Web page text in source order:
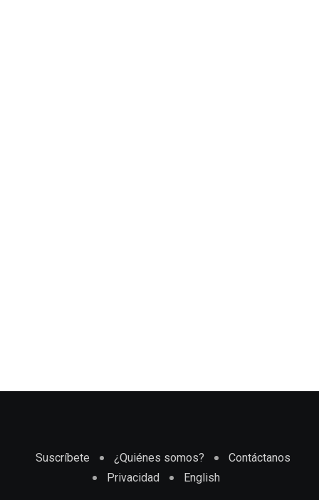
Suscríbete ¿Quiénes somos?
Contáctanos
Privacidad
English